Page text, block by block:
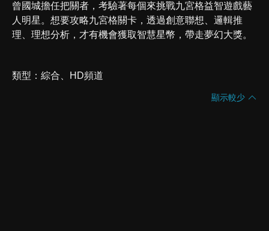
曾國城擔任把關者，考驗著每個來挑戰九宮格益智遊戲藝
人明星。想要攻略九宮格關卡，透過創意聯想、邏輯推
理、理想分析，才有機會獲取智慧星幣，帶走夢幻大獎。
類型 綜合 HD頻道
顯示較少